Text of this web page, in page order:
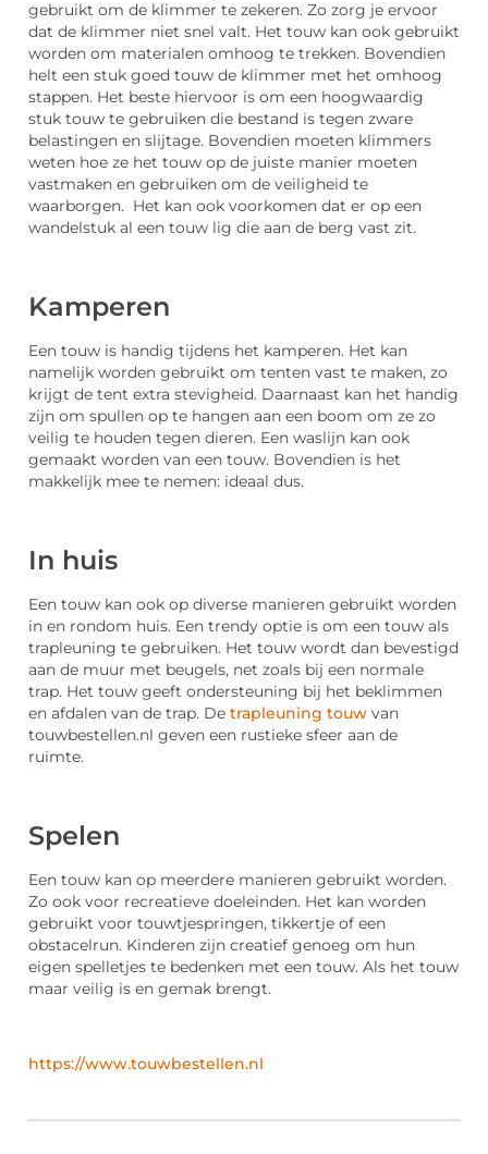
gebruikt om de klimmer te zekeren. Zo zorg je ervoor
dat de klimmer niet snel valt. Het touw kan ook gebruikt
worden om materialen omhoog te trekken. Bovendien
helt een stuk goed touw de klimmer met het omhoog
stappen. Het beste hiervoor is om een hoogwaardig
stuk touw te gebruiken die bestand is tegen zware
belastingen en slijtage. Bovendien moeten klimmers
weten hoe ze het touw op de juiste manier moeten
vastmaken en gebruiken om de veiligheid te
waarborgen. Het kan ook voorkomen dat er op een
wandelstuk al een touw lig die aan de berg vast zit.
Kamperen
Een touw is handig tijdens het kamperen. Het kan
namelijk worden gebruikt om tenten vast te maken, zo
krijgt de tent extra stevigheid. Daarnaast kan het handig
zijn om spullen op te hangen aan een boom om ze zo
veilig te houden tegen dieren. Een waslijn kan ook
gemaakt worden van een touw. Bovendien is het
makkelijk mee te nemen: ideaal dus.
In huis
Een touw kan ook op diverse manieren gebruikt worden
in en rondom huis. Een trendy optie is om een touw als
trapleuning te gebruiken. Het touw wordt dan bevestigd
aan de muur met beugels, net zoals bij een normale
trap. Het touw geeft ondersteuning bij het beklimmen
en afdalen van de trap. De trapleuning touw van
touwbestellen.nl geven een rustieke sfeer aan de
ruimte.
Spelen
Een touw kan op meerdere manieren gebruikt worden.
Zo ook voor recreatieve doeleinden. Het kan worden
gebruikt voor touwtjespringen, tikkertje of een
obstacelrun. Kinderen zijn creatief genoeg om hun
eigen spelletjes te bedenken met een touw. Als het touw
maar veilig is en gemak brengt.
https://www.touwbestellen.nl